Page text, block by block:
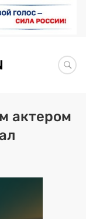
актером